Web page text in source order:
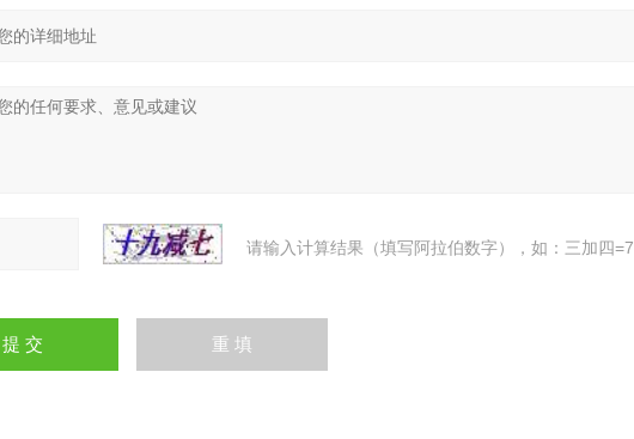
请输入计算结果（填写阿拉伯数字），如：三加四=7